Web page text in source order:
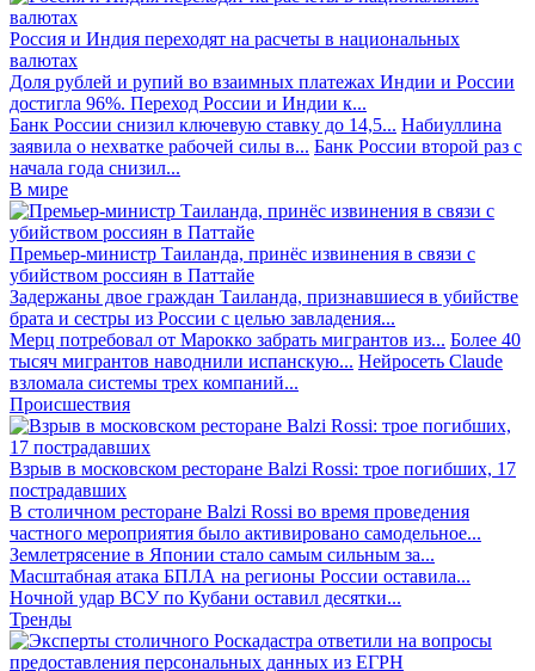
Россия и Индия переходят на расчеты в национальных
валютах
Доля рублей и рупий во взаимных платежах Индии и России
достигла 96%. Переход России и Индии к...
Банк России снизил ключевую ставку до 14,5... Набиуллина
заявила о нехватке рабочей силы в... Банк России второй раз с
начала года снизил...
В мире
Премьер-министр Таиланда, принёс извинения в связи с
убийством россиян в Паттайе
Задержаны двое граждан Таиланда, признавшиеся в убийстве
брата и сестры из России с целью завладения...
Мерц потребовал от Марокко забрать мигрантов из... Более 40
тысяч мигрантов наводнили испанскую... Нейросеть Claude
взломала системы трех компаний...
Происшествия
Взрыв в московском ресторане Balzi Rossi: трое погибших, 17
пострадавших
В столичном ресторане Balzi Rossi во время проведения
частного мероприятия было активировано самодельное...
Землетрясение в Японии стало самым сильным за...
Масштабная атака БПЛА на регионы России оставила...
Ночной удар ВСУ по Кубани оставил десятки...
Тренды